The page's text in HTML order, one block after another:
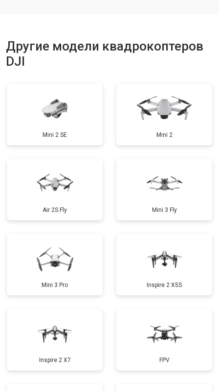
Другие модели квадрокоптеров
DJI
Mini 2 SE Mini 2
Air 2S Fly Mini 3 Fly
Mini 3 Pro Inspire 2 X5S
Inspire 2 X7 FPV